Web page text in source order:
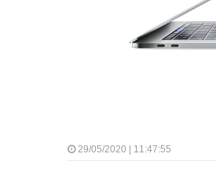
29/05/2020 | 11:47:55